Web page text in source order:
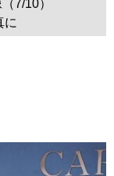
7/10）
に